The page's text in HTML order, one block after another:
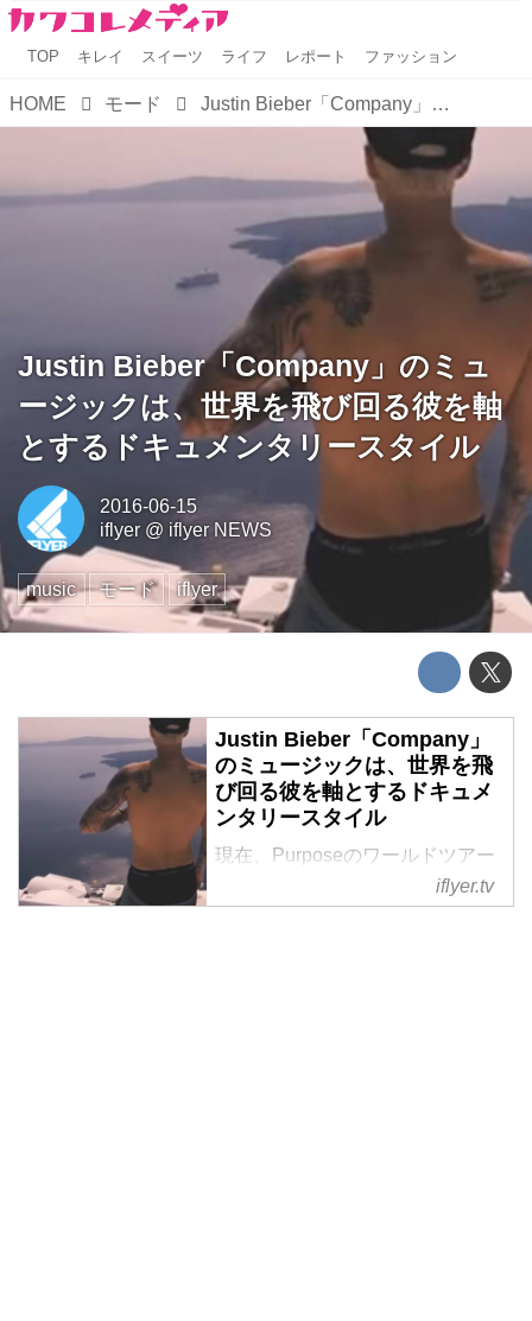
TOP キレイ スイーツ ライフ レポート ファッション
HOME モード Justin Bieber「Company」のミュージックは、世界を飛び回る彼を軸とするドキュメンタリースタイル
Justin Bieber「Company」のミュ
ージックは、世界を飛び回る彼を軸
とするドキュメンタリースタイル
2016-06-15
iflyer@ iflyer NEWS
music モード iflyer
Justin Bieber「Company」
のミュージックは、世界を飛
び回る彼を軸とするドキュメ
ンタリースタイル
現在、Purposeのワールドツアー
で世界中を飛び回るアーティスト
Justin Bieberの目線をとらえた最
iflyer.tv